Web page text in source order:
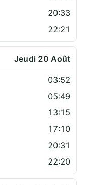
20:33
22:21
Jeudi 20 Août
03:52
05:49
13:15
17:10
20:31
22:20